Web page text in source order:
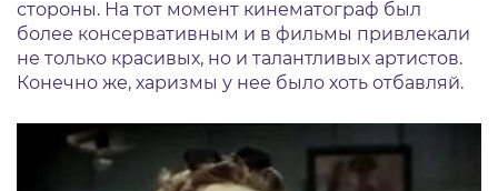
стороны. На тот момент кинематограф был
более консервативным и в фильмы привлекали
не только красивых, но и талантливых артистов.
Конечно же, харизмы у нее было хоть отбавляй.